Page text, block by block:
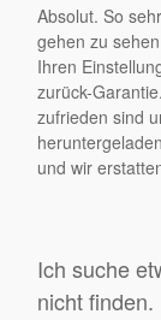
Absolut. So
gehen zu
Ihren
zurück-
zufrieden sind
und wir
Ich suche
nicht